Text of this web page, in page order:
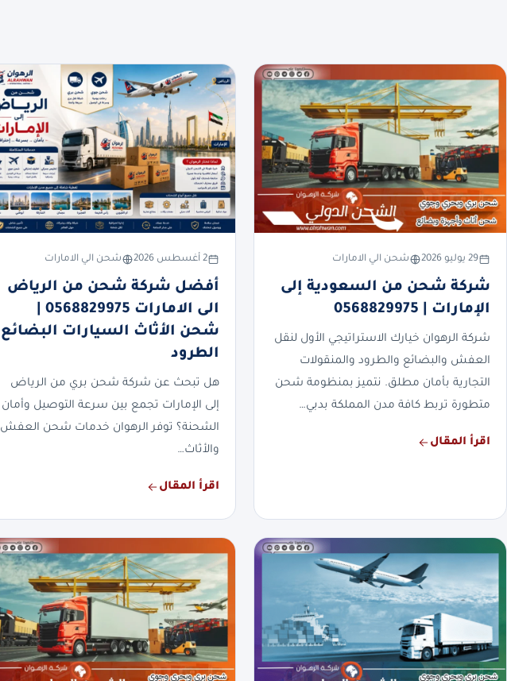
29 يوليو 2026 شحن الي الامارات
شركة شحن من السعودية إلى
الإمارات | 0568829975
شركة الرهوان خيارك الاستراتيجي الأول لنقل
العفش والبضائع والطرود والمنقولات
التجارية بأمان مطلق. نتميز بمنظومة شحن
متطورة تربط كافة مدن المملكة بدبي…
اقرأ المقال
2 أغسطس 2026 شحن الي الامارات
أفضل شركة شحن من الرياض
شحن الأثاث السيارات البضائع
الطرود
هل تبحث عن شركة شحن بري من الرياض
إلى الإمارات تجمع بين سرعة التوصيل وأمان
الشحنة؟ توفر الرهوان خدمات شحن العفش
والأثاث…
اقرأ المقال